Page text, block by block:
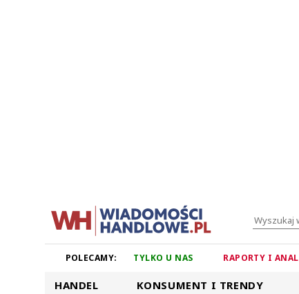
POLECAMY: TYLKO U NAS RAPORTY I
HANDEL KONSUMENT I TRENDY